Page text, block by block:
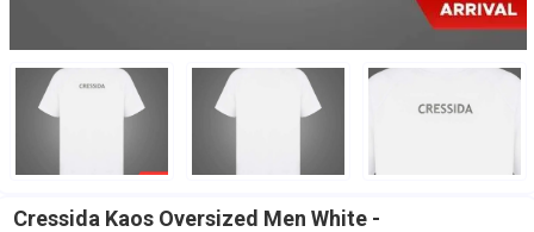
Cressida Kaos Oversized Men White -